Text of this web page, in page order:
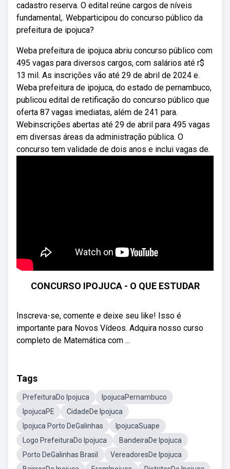
cadastro reserva. O edital reúne cargos de níveis
fundamental,. Webparticipou do concurso público da
prefeitura de ipojuca?
Weba prefeitura de ipojuca abriu concurso público com
495 vagas para diversos cargos, com salários até r$
13 mil. As inscrições vão até 29 de abril de 2024 e.
Weba prefeitura de ipojuca, do estado de pernambuco,
publicou edital de retificação do concurso público que
oferta 87 vagas imediatas, além de 241 para.
Webinscrições abertas até 29 de abril para 495 vagas
em diversas áreas da administração pública. O
concurso tem validade de dois anos e inclui vagas de.
CONCURSO IPOJUCA - O QUE ESTUDAR
Inscreva-se, comente e deixe seu like! Isso é
importante para Novos Vídeos. Adquira nosso curso
completo de Matemática com ...
Tags
PrefeituraDo Ipojuca
IpojucaPernambuco
IpojucaPE
CidadeDe Ipojuca
Ipojuca Porto DeGalinhas
IpojucaSuape
Logo PrefeituraDo Ipojuca
BandeiraDe Ipojuca
Porto DeGalinhas Brasil
VereadoresDe Ipojuca